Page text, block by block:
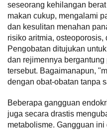
seseorang kehilangan
makan cukup, mengalami
dan kesulitan menahan
risiko aritmia,
Pengobatan ditujukan
dan rejimennya
tersebut. Bagaimanapun,
dengan obat-obatan tanpa
Beberapa gangguan
juga secara drastis
metabolisme. Gangguan